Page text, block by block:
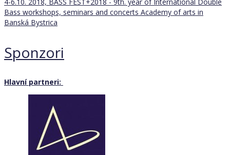
Bass workshops, seminars and concerts Academy of arts in
Banská Bystrica
Sponzori
Hlavní partneri: